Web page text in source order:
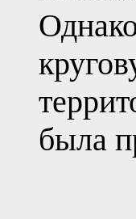
была